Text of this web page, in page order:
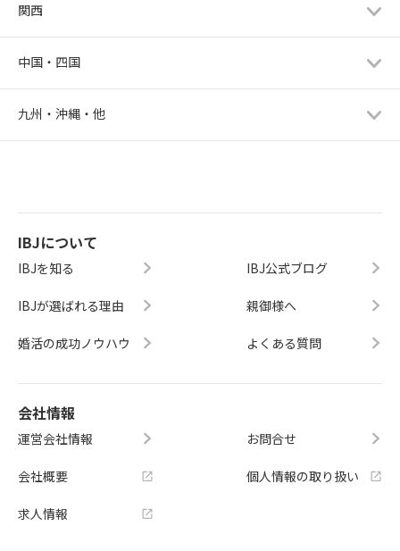
関西
中国・四国
九州・沖縄・他
IBJについて
IBJを知る
IBJが選ばれる理由
婚活の成功ノウハウ
IBJ公式ブログ
親御様へ
よくある質問
会社情報
運営会社情報
会社概要
求人情報
お問合せ
個人情報の取り扱い